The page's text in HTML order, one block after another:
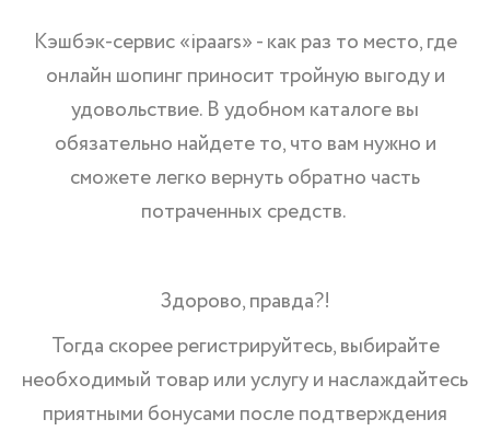
Кэшбэк-сервис «ipaars» - как раз то место, где
онлайн шопинг приносит тройную выгоду и
удовольствие. В удобном каталоге вы
обязательно найдете то, что вам нужно и
сможете легко вернуть обратно часть
потраченных средств.
Здорово, правда?!
Тогда скорее регистрируйтесь, выбирайте
необходимый товар или услугу и наслаждайтесь
приятными бонусами после подтверждения